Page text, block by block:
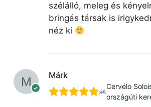
szélálló, meleg és
bringás társak is
néz ki
Márk
Cervélo
országúti